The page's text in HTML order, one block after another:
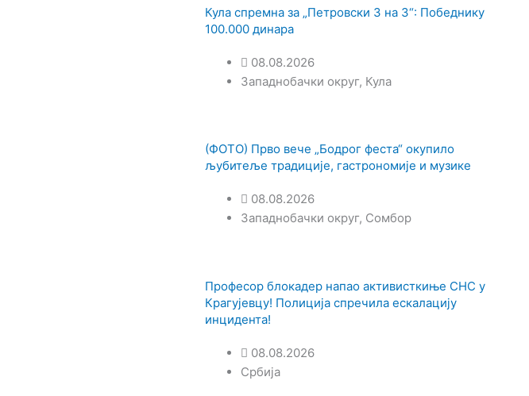
Кула спремна за „Петровски 3 на 3“: Победнику
100.000 динара
08.08.2026
Западнобачки округ, Кула
(ФОТО) Прво вече „Бодрог феста“ окупило
љубитеље традиције, гастрономије и музике
08.08.2026
Западнобачки округ, Сомбор
Професор блокадер напао активисткиње СНС у
Крагујевцу! Полиција спречила ескалацију
инцидента!
08.08.2026
Србија